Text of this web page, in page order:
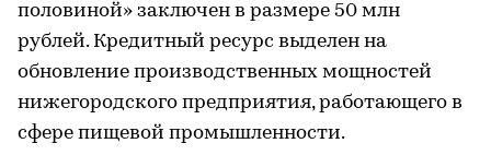
половиной» заключен в размере 50 млн
рублей. Кредитный ресурс выделен на
обновление производственных мощностей
нижегородского предприятия, работающего в
сфере пищевой промышленности.